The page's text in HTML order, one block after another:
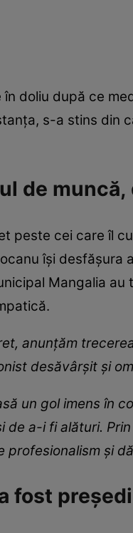
doliu după ce
s-a stins din
de
peste cei care îl
își
Mangalia
anunțăm
desăvârșit și
un gol imens în
de a-i fi alături.
și
fost